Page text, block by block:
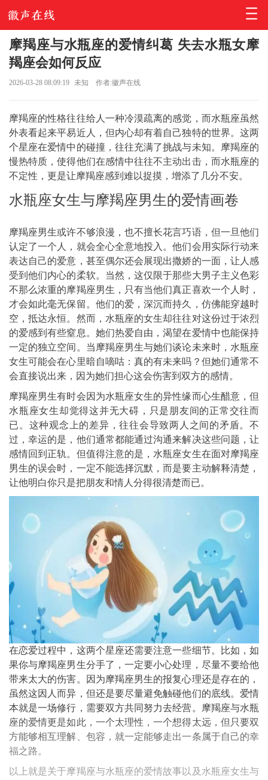
摩羯座与水瓶座的爱情纠葛 失去水瓶女摩
羯座会如何反应
2026-03-28 08:09:19 未知 作者:徽声在线
摩羯座的性格往往给人一种冷漠疏离的感觉，而水瓶座虽然
外表看起来平易近人，但内心却有着自己独特的世界。这两
个星座在爱情中的碰撞，往往充满了挑战与未知。摩羯座的
慢热特质，使得他们在感情中往往不主动出击，而水瓶座的
不定性，更是让摩羯座感到难以捉摸，增添了几分不安。
水瓶座女生与摩羯座男生的爱情画卷
摩羯座男生或许不够浪漫，也不擅长花言巧语，但一旦他们
认定了一个人，就会全心全意地投入。他们会用实际行动来
表达自己的爱意，甚至偶尔还会展现出撒娇的一面，让人感
受到他们内心的柔软。当然，这仅限于那些大男子主义色彩
不那么浓重的摩羯座男生，只有当他们真正喜欢一个人时，
才会如此毫无保留。他们的爱，深沉而持久，仿佛能穿越时
空，抵达永恒。然而，水瓶座的女生却往往对这份过于浓烈
的爱感到有些窒息。她们热爱自由，渴望在爱情中也能保持
一定的独立空间。当摩羯座男生与她们谈论未来时，水瓶座
女生可能会在心里暗自嘀咕：真的有未来吗？但她们通常不
会直接说出来，因为她们担心这会伤害到双方的感情。
摩羯座男生有时会因为水瓶座女生的异性缘而心生醋意，但
水瓶座女生却觉得这并无大碍，只是朋友间的正常交往而
已。这种观念上的差异，往往会导致两人之间的矛盾。不
过，幸运的是，他们通常都能通过沟通来解决这些问题，让
感情回到正轨。但值得注意的是，水瓶座女生在面对摩羯座
男生的误会时，一定不能选择沉默，而是要主动解释清楚，
让他明白你只是把朋友和情人分得很清楚而已。
在恋爱过程中，这两个星座还需要注意一些细节。比如，如
果你与摩羯座男生分手了，一定要小心处理，尽量不要给他
带来太大的伤害。因为摩羯座男生的报复心理还是存在的，
虽然这因人而异，但还是要尽量避免触碰他们的底线。爱情
本就是一场修行，需要双方共同努力去经营。摩羯座与水瓶
座的爱情更是如此，一个太理性，一个想得太远，但只要双
方能够相互理解、包容，就一定能够走出一条属于自己的幸
福之路。
以上就是关于摩羯座与水瓶座的爱情故事以及水瓶座女生与